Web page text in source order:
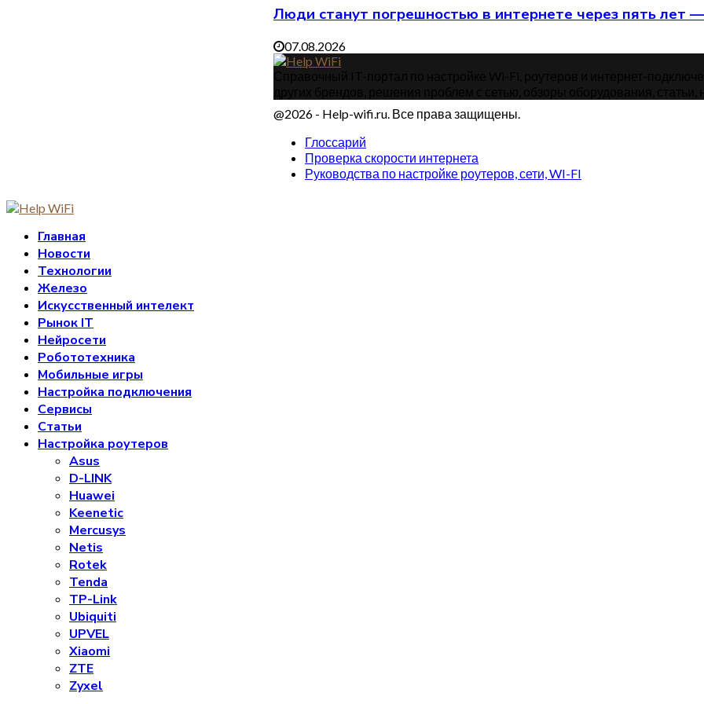
Люди станут погрешностью в интернете через пять лет
07.08.2026
@2026 - Help-wifi.ru. Все права защищены.
Глоссарий
Проверка скорости интернета
Руководства по настройке роутеров, сети, WI-FI
Главная
Новости
Технологии
Железо
Искусственный интелект
Рынок IT
Нейросети
Робототехника
Мобильные игры
Настройка подключения
Сервисы
Статьи
Настройка роутеров
Asus
D-LINK
Huawei
Keenetic
Mercusys
Netis
Rotek
Tenda
TP-Link
Ubiquiti
UPVEL
Xiaomi
ZTE
Zyxel